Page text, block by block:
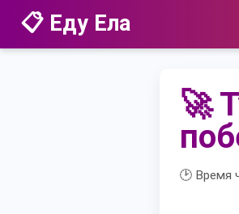
📋 Еду Ела
🚀
🕑 Время